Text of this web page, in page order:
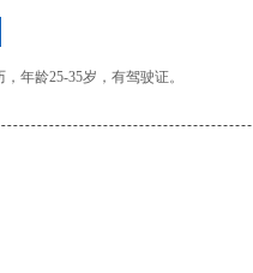
年龄25-35岁，有驾驶证。